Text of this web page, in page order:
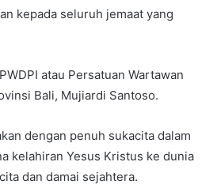
kepada seluruh jemaat yang
atau Persatuan Wartawan
Bali, Mujiardi Santoso.
dengan penuh sukacita dalam
kelahiran Yesus Kristus ke dunia
dan damai sejahtera.